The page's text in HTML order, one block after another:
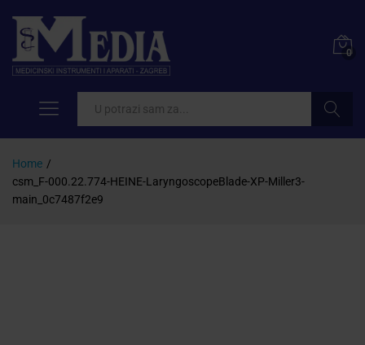
0
Home /
csm_F-000.22.774-HEINE-LaryngoscopeBlade-XP-Miller3-
main_0c7487f2e9